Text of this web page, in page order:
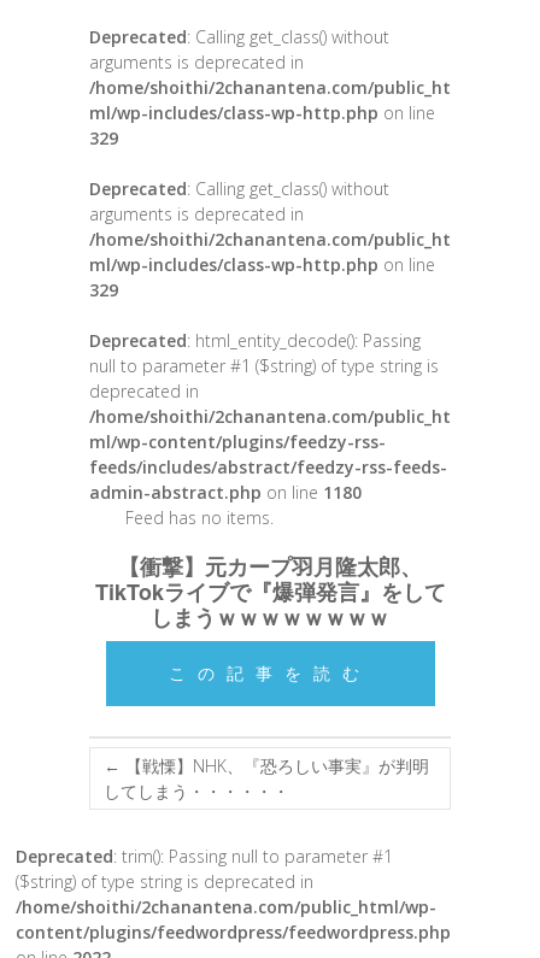
Deprecated: Calling get_class() without
arguments is deprecated in
/home/shoithi/2chanantena.com/public_ht
ml/wp-includes/class-wp-http.php on line
329
Deprecated: Calling get_class() without
arguments is deprecated in
/home/shoithi/2chanantena.com/public_ht
ml/wp-includes/class-wp-http.php on line
329
Deprecated: html_entity_decode(): Passing
null to parameter #1 ($string) of type string is
deprecated in
/home/shoithi/2chanantena.com/public_ht
ml/wp-content/plugins/feedzy-rss-
feeds/includes/abstract/feedzy-rss-feeds-
admin-abstract.php on line 1180
Feed has no items.
【衝撃】元カープ羽月隆太郎、
TikTokライブで『爆弾発言』をして
しまうｗｗｗｗｗｗｗｗ
この記事を読む
←
【戦慄】NHK、『恐ろしい事実』が判明
してしまう・・・・・・
Deprecated: trim(): Passing null to parameter #1
($string) of type string is deprecated in
/home/shoithi/2chanantena.com/public_html/wp-
content/plugins/feedwordpress/feedwordpress.php